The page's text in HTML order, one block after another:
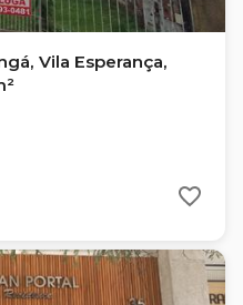
Vila Esperança,